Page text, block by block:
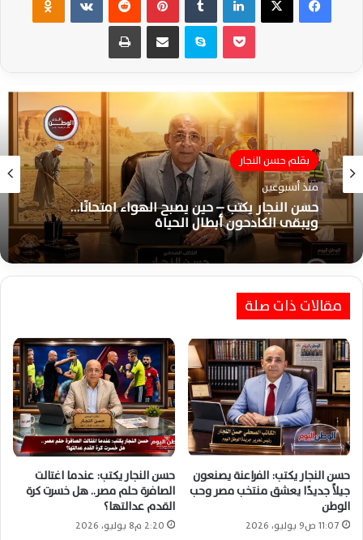
سكايب مشاركة عبر البريد طباعة
بقلم حسن النجار
منذ أسبوعين
حسن النجار يكتب – حين يصبح الهواء امتحانًا…
ويبقى الكادحون أبطال الحياة
مقالات ذات صلة
حسن النجار يكتب: الفراعنة يصنعون
جيلاً جديدًا يعشق منتخب مصر وحب
الوطن
11:07 ص9 يوليو، 2026
حسن النجار يكتب: عندما اغتالت
الصافرة حلم مصر.. هل خسرت كرة
القدم عدالتها؟
2:20 م8 يوليو، 2026